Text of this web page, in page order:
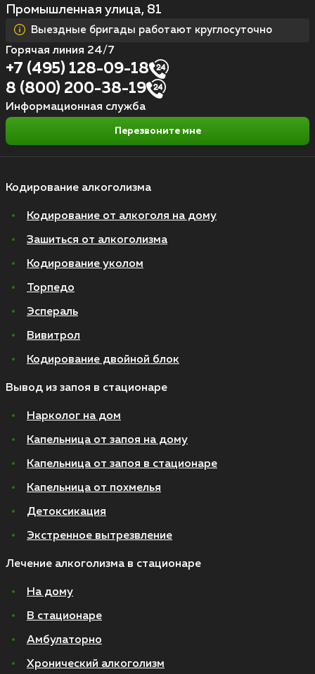
Кодирование алкоголизма
Кодирование от алкоголя на дому
Зашиться от алкоголизма
Кодирование уколом
Торпедо
Эспераль
Вивитрол
Кодирование двойной блок
Вывод из запоя в стационаре
Нарколог на дом
Капельница от запоя на дому
Капельница от запоя в стационаре
Капельница от похмелья
Детоксикация
Экстренное вытрезвление
Лечение алкоголизма в стационаре
На дому
В стационаре
Амбулаторно
Хронический алкоголизм
Промышленная улица, 81
Выездные бригады работают круглосуточно
Горячая линия 24/7
+7 (495) 128-09-18
8 (800) 200-38-19
Информационная служба
Перезвоните мне